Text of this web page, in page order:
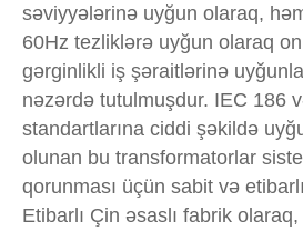
səviyyələrinə uyğun olaraq,
60Hz tezliklərə uyğun olaraq
gərginlikli iş şəraitlərinə
nəzərdə tutulmuşdur. IEC 186
standartlarına ciddi şəkildə
olunan bu transformatorlar
qorunması üçün sabit və
Etibarlı Çin əsaslı fabrik